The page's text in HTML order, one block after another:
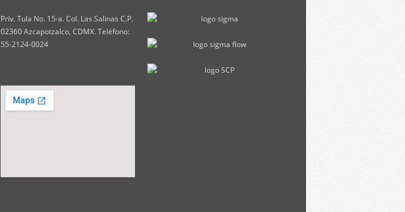
Priv. Tula No. 15-a. Col. Las Salinas C.P.
02360 Azcapotzalco, CDMX. Teléfono:
55-2124-0024